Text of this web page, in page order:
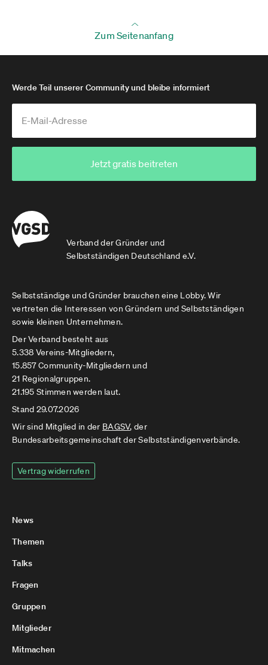
Zum Seitenanfang
Verband der Gründer und
Selbstständigen Deutschland e.V.
Werde Teil unserer Community und bleibe informiert
Jetzt gratis beitreten
Selbstständige und Gründer brauchen eine Lobby. Wir
vertreten die Interessen von Gründern und Selbstständigen
sowie kleinen Unternehmen.
Der Verband besteht aus
5.338 Vereins-Mitgliedern,
15.857 Community-Mitgliedern und
21 Regionalgruppen.
21.195 Stimmen werden laut.
Stand 29.07.2026
Wir sind Mitglied in der BAGSV, der
Bundesarbeitsgemeinschaft der Selbstständigenverbände.
Vertrag widerrufen
News
Themen
Talks
Fragen
Gruppen
Mitglieder
Mitmachen